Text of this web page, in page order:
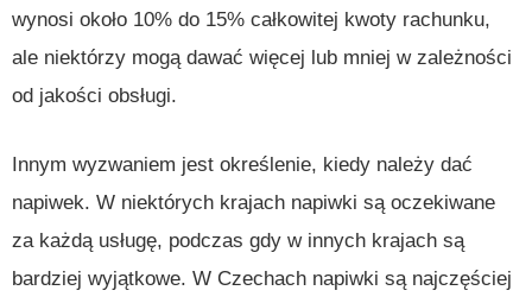
wynosi około 10% do 15% całkowitej kwoty rachunku,
ale niektórzy mogą dawać więcej lub mniej w zależności
od jakości obsługi.
Innym wyzwaniem jest określenie, kiedy należy dać
napiwek. W niektórych krajach napiwki są oczekiwane
za każdą usługę, podczas gdy w innych krajach są
bardziej wyjątkowe. W Czechach napiwki są najczęściej